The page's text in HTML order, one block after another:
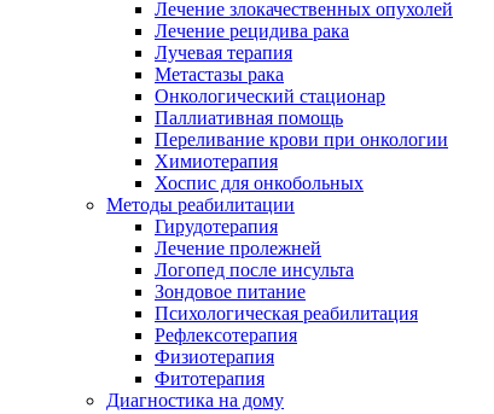
Лечение злокачественных опухолей
Лечение рецидива рака
Лучевая терапия
Метастазы рака
Онкологический стационар
Паллиативная помощь
Переливание крови при онкологии
Химиотерапия
Хоспис для онкобольных
Методы реабилитации
Гирудотерапия
Лечение пролежней
Логопед после инсульта
Зондовое питание
Психологическая реабилитация
Рефлексотерапия
Физиотерапия
Фитотерапия
Диагностика на дому